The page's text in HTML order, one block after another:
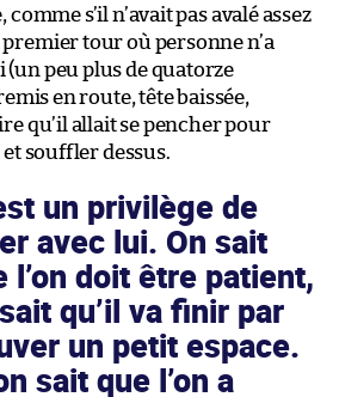
s’il n’avait pas avalé assez
tour où personne n’a
peu plus de quatorze
en route, tête baissée,
qu’il allait se pencher pour
souffler dessus.
un privilège de
avec lui. On sait
l’on doit être patient,
qu’il va finir par
un petit espace.
sait que l’on a